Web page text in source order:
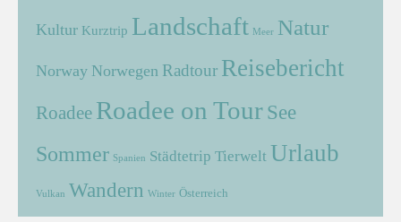
Kultur Kurztrip Landschaft Meer Natur
Norway Norwegen Radtour Reisebericht
Roadee Roadee on Tour See
Sommer Spanien Städtetrip Tierwelt Urlaub
Vulkan Wandern Winter Österreich